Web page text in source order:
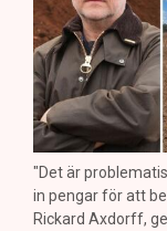
"Det är
in pengar för att
Rickard Axdorff,